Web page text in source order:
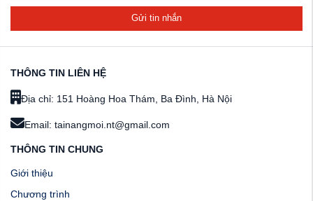
Gửi tin nhắn
THÔNG TIN LIÊN HỆ
Địa chỉ: 151 Hoàng Hoa Thám, Ba Đình, Hà Nội
Email: tainangmoi.nt@gmail.com
THÔNG TIN CHUNG
Giới thiệu
Chương trình